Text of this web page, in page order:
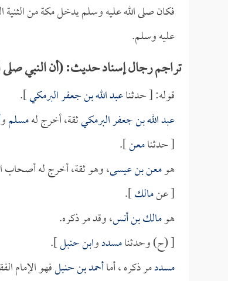
فكان صلى الله عليه وسلم يدخل مكة من الثنية
عليه وسلم.
تراجم رجال إسناد حديث: (أن النبي صلى
قوله: [ حدثناعبد الله بن جعفر البرمكي].
عبد الله بن جعفر البرمكيثقة، أخرج لهمسلمو
[ حدثنامعن].
هومعن بن عيسى، وهو ثقة، أخرج له أصحاب
[ عنمالك].
هومالك بن أنس، وقد مر ذكره.
[ (ح) وحدثنامسددوابن حنبل].
مسددمر ذكره ، أماأحمد بن حنبلفهو الإمام